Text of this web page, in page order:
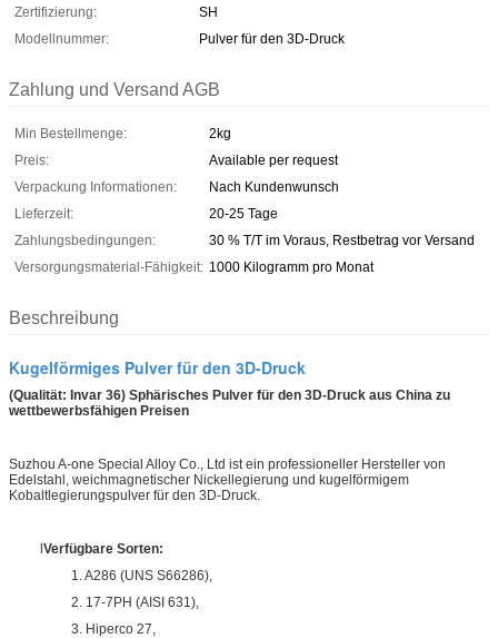
Zertifizierung:
SH
Modellnummer:
Pulver für den 3D-Druck
Zahlung und Versand AGB
Min Bestellmenge:
2kg
Preis:
Available per request
Verpackung Informationen:
Nach Kundenwunsch
Lieferzeit:
20-25 Tage
Zahlungsbedingungen:
30 % T/T im Voraus, Restbetrag vor Versand
Versorgungsmaterial-Fähigkeit: 1000 Kilogramm pro Monat
Beschreibung
Kugelförmiges Pulver für den 3D-Druck
(Qualität: Invar 36) Sphärisches Pulver für den 3D-Druck aus China zu
wettbewerbsfähigen Preisen
Suzhou A-one Special Alloy Co., Ltd ist ein professioneller Hersteller von
Edelstahl, weichmagnetischer Nickellegierung und kugelförmigem
Kobaltlegierungspulver für den 3D-Druck.
lVerfügbare Sorten:
1. A286 (UNS S66286),
2. 17-7PH (AISI 631),
3. Hiperco 27,